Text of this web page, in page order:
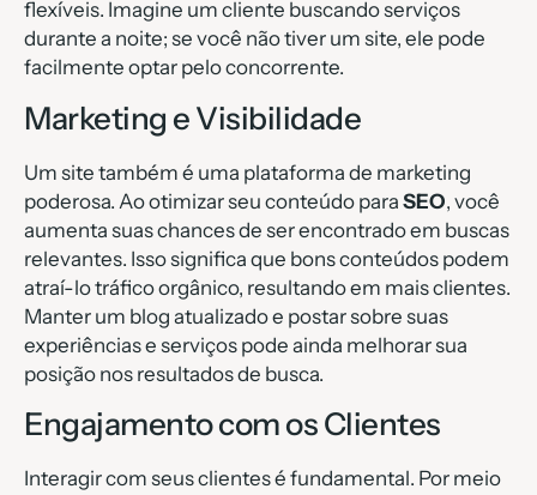
flexíveis. Imagine um cliente buscando serviços
durante a noite; se você não tiver um site, ele pode
facilmente optar pelo concorrente.
Marketing e Visibilidade
Um site também é uma plataforma de marketing
poderosa. Ao otimizar seu conteúdo para SEO, você
aumenta suas chances de ser encontrado em buscas
relevantes. Isso significa que bons conteúdos podem
atraí-lo tráfico orgânico, resultando em mais clientes.
Manter um blog atualizado e postar sobre suas
experiências e serviços pode ainda melhorar sua
posição nos resultados de busca.
Engajamento com os Clientes
Interagir com seus clientes é fundamental. Por meio